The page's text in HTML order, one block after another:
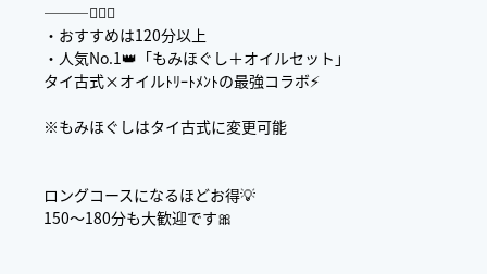
———✍🏻🌷
・おすすめは120分以上
・人気No.1👑「もみほぐし＋オイルセット」
タイ古式×オイルﾄﾘｰﾄﾒﾝﾄの最強コラボ⚡️
※もみほぐしはタイ古式に変更可能
ロングコースになるほどお得💡
150〜180分も大歓迎です🎀